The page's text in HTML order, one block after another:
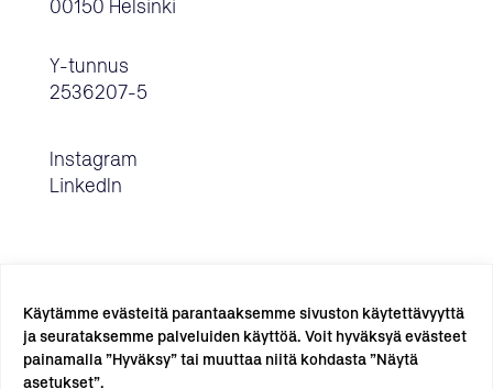
Käytämme evästeitä parantaaksemme sivuston käytettävyyttä
ja seurataksemme palveluiden käyttöä. Voit hyväksyä evästeet
painamalla ”Hyväksy” tai muuttaa niitä kohdasta ”Näytä
asetukset”.
00150 Helsinki
Y-tunnus
2536207-5
Instagram
LinkedIn
TILAA UUTISKIRJE →